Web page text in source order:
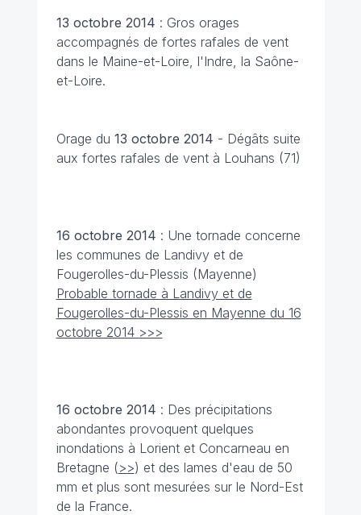
13 octobre 2014 : Gros orages
accompagnés de fortes rafales de vent
dans le Maine-et-Loire, l'Indre, la Saône-
et-Loire.
Orage du 13 octobre 2014 - Dégâts suite
aux fortes rafales de vent à Louhans (71)
16 octobre 2014 : Une tornade concerne
les communes de Landivy et de
Fougerolles-du-Plessis (Mayenne)
Probable tornade à Landivy et de
Fougerolles-du-Plessis en Mayenne du 16
octobre 2014 >>>
16 octobre 2014 : Des précipitations
abondantes provoquent quelques
inondations à Lorient et Concarneau en
Bretagne (>>) et des lames d'eau de 50
mm et plus sont mesurées sur le Nord-Est
de la France.